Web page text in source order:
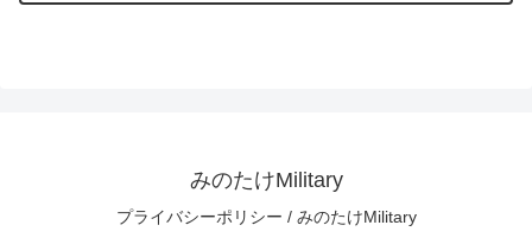
みのたけMilitary
プライバシーポリシー / みのたけMilitary